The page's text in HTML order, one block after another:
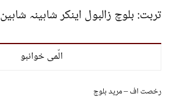
تربت: بلوچ زالبول اینکر شاہینہ
الّمی خوانبو
رخصت اف – مرید بلوچ